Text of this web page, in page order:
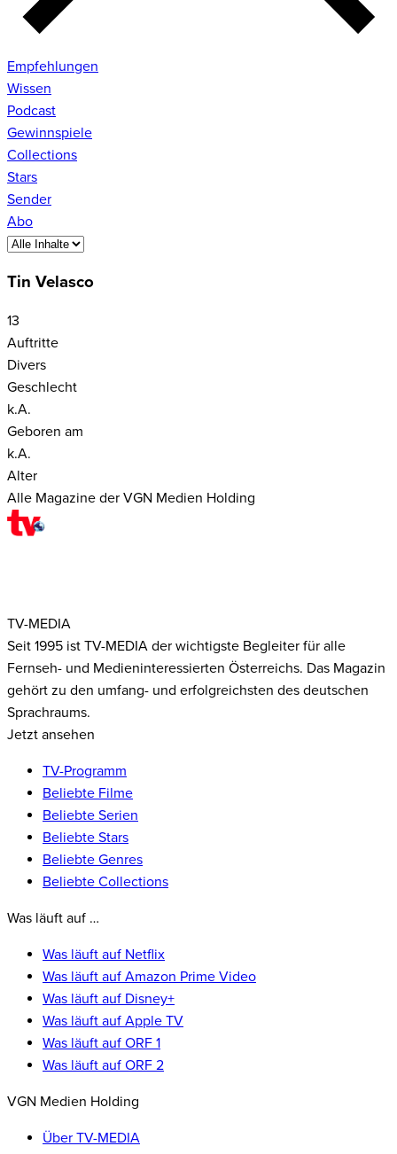
Empfehlungen
Wissen
Podcast
Gewinnspiele
Collections
Stars
Sender
Abo
Tin Velasco
13
Auftritte
Divers
Geschlecht
k.A.
Geboren am
k.A.
Alter
Alle Magazine der VGN Medien Holding
TV-MEDIA
Seit 1995 ist TV-MEDIA der wichtigste Begleiter für alle
Fernseh- und Medieninteressierten Österreichs. Das Magazin
gehört zu den umfang- und erfolgreichsten des deutschen
Sprachraums.
Jetzt ansehen
TV-Programm
Beliebte Filme
Beliebte Serien
Beliebte Stars
Beliebte Genres
Beliebte Collections
Was läuft auf …
Was läuft auf Netflix
Was läuft auf Amazon Prime Video
Was läuft auf Disney+
Was läuft auf Apple TV
Was läuft auf ORF 1
Was läuft auf ORF 2
VGN Medien Holding
Über TV-MEDIA